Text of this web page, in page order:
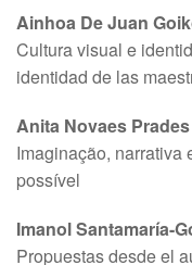
Ainhoa De Juan
Cultura visual e
identidad de las
Anita Novaes Prades
Imaginação, narrativa
possível
Imanol Santamaría-
Propuestas desde el